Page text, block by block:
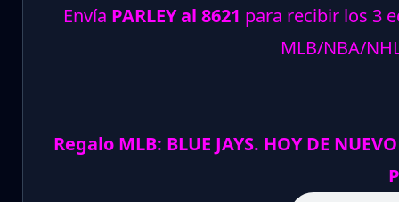
Envía PARLEY al 8621 para recibir los 3
MLB/NBA/
Regalo MLB: BLUE JAYS. HOY DE